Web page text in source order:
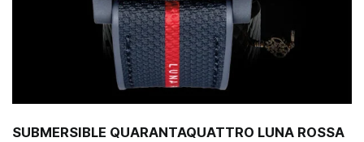
SUBMERSIBLE QUARANTAQUATTRO LUNA ROSSA